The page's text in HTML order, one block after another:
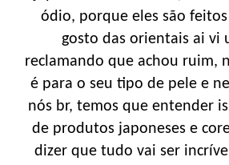
ódio, porque eles são
gosto das orientais ai vi
reclamando que achou ruim,
é para o seu tipo de pele e
nós br, temos que entender
de produtos japoneses e
dizer que tudo vai ser